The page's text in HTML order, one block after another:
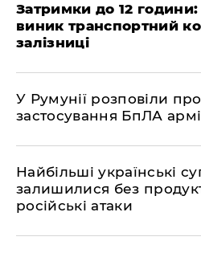
Затримки до 12 години:
виник транспортний
залізниці
У Румунії розповіли
застосування БпЛА
Найбільші українські
залишилися без
російські атаки